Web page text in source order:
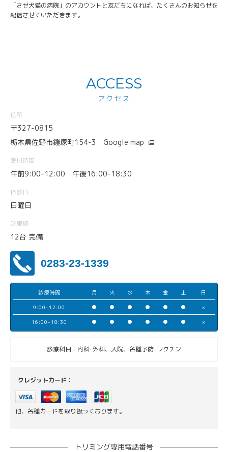
「させ犬猫の病院」のアカウントと友だちになれば、たくさんのお知らせを
配信させていただきます。
ACCESS
アクセス
住所
〒327-0815
栃木県佐野市鐙塚町154-3 Google map
受付時間
午前9:00-12:00 午後16:00-18:30
休診日
日曜日
駐車場
12台 完備
0283-23-1339
診療時間 月 火 水 木 金 土 日
9:00-12:00 ● ● ● ● ● ● ×
16:00-18:30 ● ● ● ● ● ● ×
診療科目：内科･外科、入院、各種予防･ワクチン
クレジットカード：
他、各種カードを取り扱っております。
トリミング専用電話番号